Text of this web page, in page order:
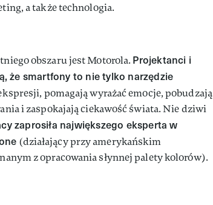
a także technologia.
obszaru jest Motorola. Projektanci i
że smartfony to nie tylko narzędzie
pomagają wyrażać emocje, pobudzają
i zaspokajają ciekawość świata. Nie dziwi
zaprosiła największego eksperta w
(działający przy amerykańskim
z opracowania słynnej palety kolorów).